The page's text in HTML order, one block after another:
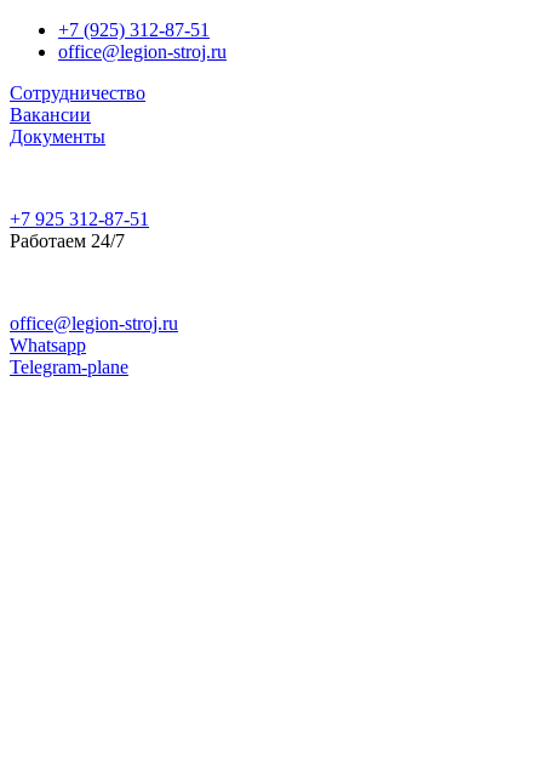
+7 (925) 312-87-51
office@legion-stroj.ru
Сотрудничество
Вакансии
Документы
+7 925 312-87-51
Работаем 24/7
office@legion-stroj.ru
Whatsapp
Telegram-plane